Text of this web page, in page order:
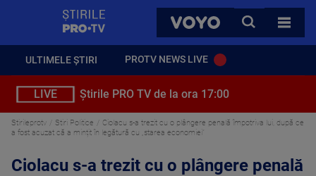
VOYO
CAUTA
TOATE
ULTIMELE ȘTIRI PROTV NEWS LIVE
LIVE Știrile PRO TV de la ora 17:00
Stirileprotv Stiri Politice
Ciolacu s-a trezit cu o plângere penală împotriva lui, după ce
a fost acuzat că a mințit în legătură cu „starea economiei”
Ciolacu s-a trezit cu o plângere penală